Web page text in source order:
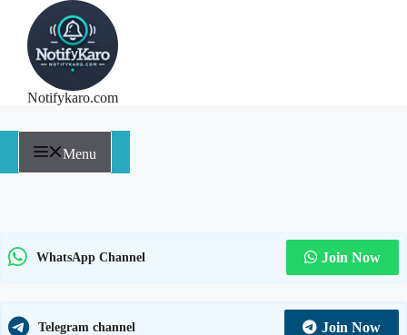
Notifykaro.com
Menu
WhatsApp Channel Join Now
Telegram channel Join Now